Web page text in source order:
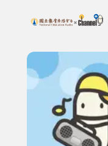
上方功能區塊
搜尋關鍵字：可輸